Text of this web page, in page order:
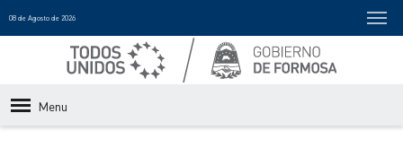
08 de Agosto de 2026
Menu